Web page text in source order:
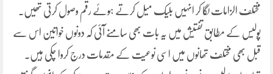
مختلف الزامات لگا کر انہیں بلیک میل کرتے ہوئے رقم وصول کرتی تھیں۔
پولیس کے مطابق تفتیش میں یہ بات بھی سامنے آئی کہ دونوں خواتین اس سے
قبل بھی مختلف تھانوں میں اسی نوعیت کے مقدمات درج کروا چکی ہیں۔